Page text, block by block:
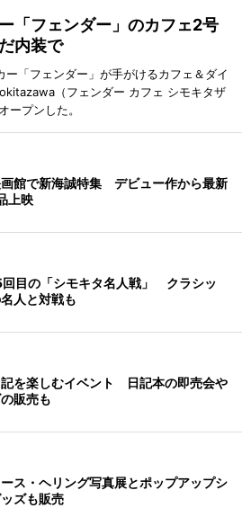
「フェンダー」のカフェ2号
内装で
「フェンダー」が手がけるカフェ＆ダイ
（フェンダー カフェ シモキタザ
ープンした。
館で新海誠特集 デビュー作から最新
上映
回目の「シモキタ名人戦」 クラシッ
人と対戦も
を楽しむイベント 日記本の即売会や
販売も
ス・ヘリング写真展とポップアップシ
ズも販売